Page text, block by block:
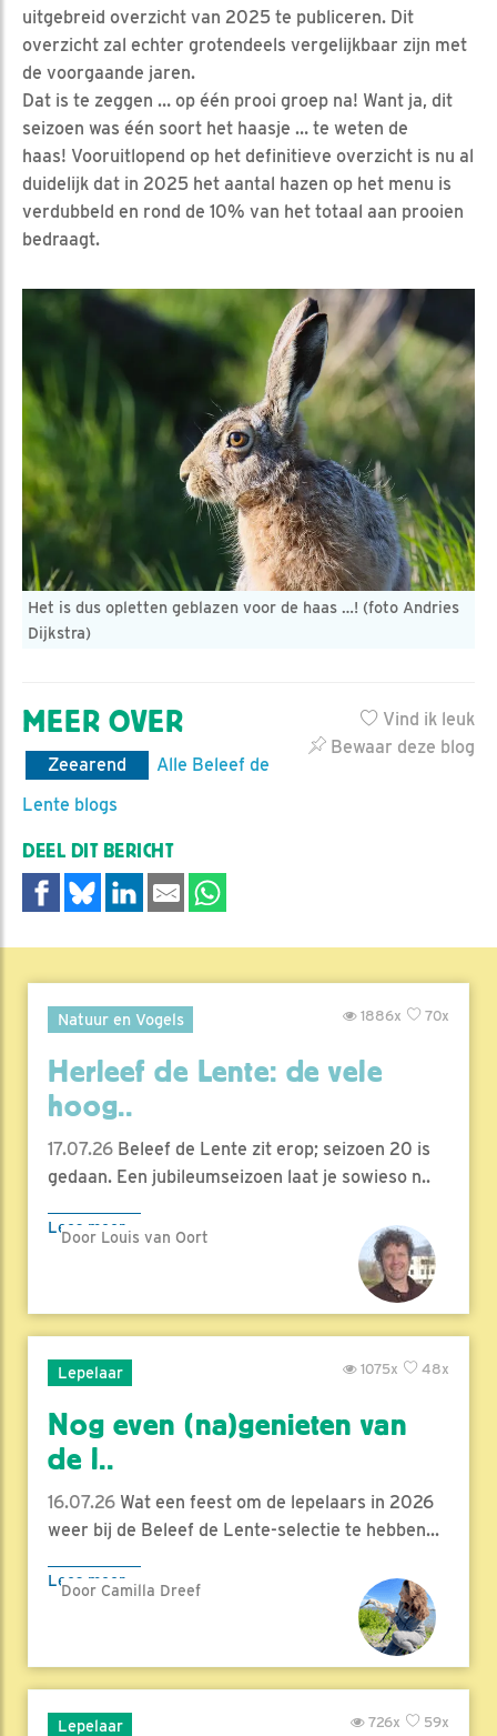
uitgebreid overzicht van 2025 te publiceren. Dit
overzicht zal echter grotendeels vergelijkbaar zijn met
de voorgaande jaren.
Dat is te zeggen … op één prooi groep na! Want ja, dit
seizoen was één soort het haasje … te weten de
haas! Vooruitlopend op het definitieve overzicht is nu al
duidelijk dat in 2025 het aantal hazen op het menu is
verdubbeld en rond de 10% van het totaal aan prooien
bedraagt.
Het is dus opletten geblazen voor de haas …! (foto Andries
Dijkstra)
Vind ik leuk
Bewaar deze blog
MEER OVER
Zeearend
Alle Beleef de
Lente blogs
DEEL DIT BERICHT
Natuur en Vogels 70x
1886x
Herleef de Lente: de vele
hoog..
17.07.26 Beleef de Lente zit erop; seizoen 20 is
gedaan. Een jubileumseizoen laat je sowieso n..
Lees meer
Door Louis van Oort
Lepelaar 48x
1075x
Nog even (na)genieten van
de l..
16.07.26 Wat een feest om de lepelaars in 2026
weer bij de Beleef de Lente-selectie te hebben...
Lees meer
Door Camilla Dreef
Lepelaar 59x
726x